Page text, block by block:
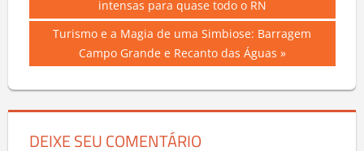
de
Post
Next
Turismo e a Magia de uma Simbiose: Barragem
Campo Grande e Recanto das Águas
DEIXE SEU COMENTÁRIO